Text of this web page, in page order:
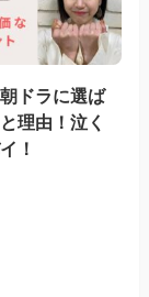
ドラに選ば
理由！泣く
！